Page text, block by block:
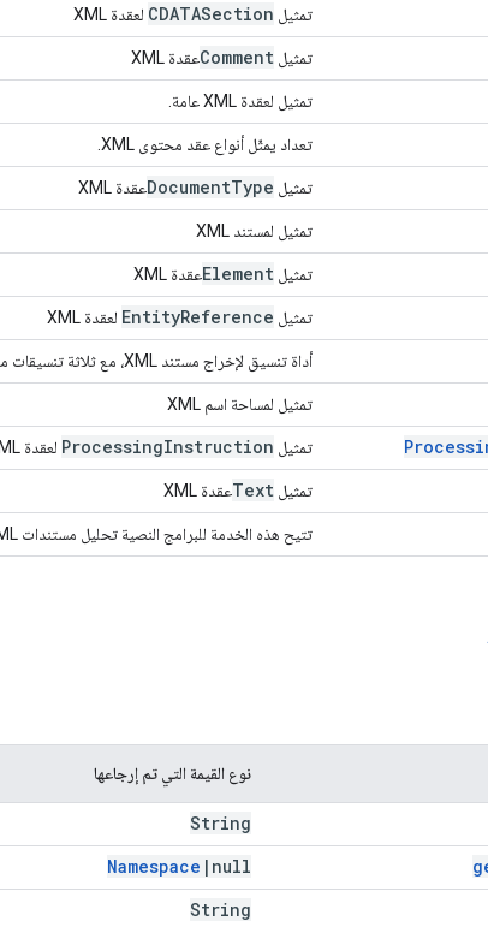
تمثيل CDATASection لعقدة XML
تمثيل Commentعقدة XML
تمثيل لعقدة XML عامة.
تعداد يمثّل أنواع عقد محتوى XML.
تمثيل DocumentType عقدة XML
تمثيل لمستند XML
تمثيل Elementعقدة XML
تمثيل EntityReference لعقدة XML
أداة تنسيق لإخراج مستند XML، مع ثلاثة تنسيقات محدّدة مسبقًا يمكن تخصيصها بشكل أكبر.
تمثيل لمساحة اسم XML
تمثيل ProcessingInstruction لعقدة XML
تمثيل Textعقدة XML
تتيح هذه الخدمة للبرامج النصية تحليل مستندات XML وتصفّحها وإنشاؤها برمجيًا.
نوع القيمة التي تم إرجاعها
String
Namespace | null
String